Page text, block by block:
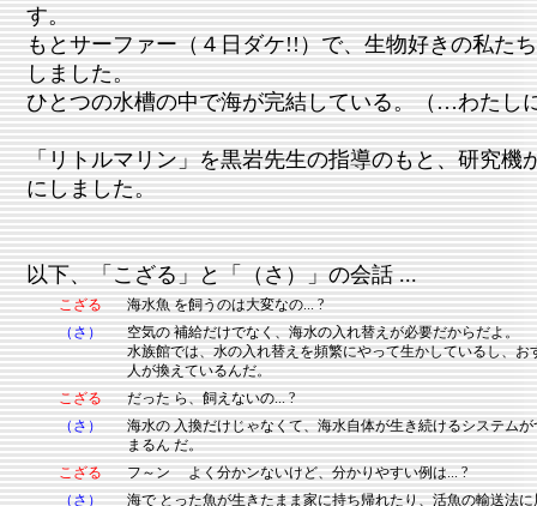
す。
もとサーファー（４日ダケ!!）で、生物好きの私た
しました。
ひとつの水槽の中で海が完結している。（…わたし
「リトルマリン」を黒岩先生の指導のもと、研究機
にしました。
以下、「こざる」と「（さ）」の会話 ...
こざる
海水魚 を飼うのは大変なの... ?
（さ）
空気の 補給だけでなく、海水の入れ替えが必要だからだよ。
水族館では、水の入れ替えを頻繁にやって生かしているし、お
人が換えているんだ。
こざる
だった ら、飼えないの... ?
（さ）
海水の 入換だけじゃなくて、海水自体が生き続けるシステム
まるん だ。
こざる
フ～ン よく分かンないけど、分かりやすい例は... ?
（さ）
海で とった魚が生きたまま家に持ち帰れたり、活魚の輸送法